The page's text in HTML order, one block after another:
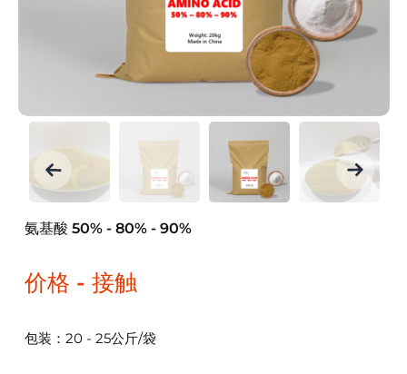
氨基酸 50% - 80% - 90%
价格 - 接触
包装：20 - 25公斤/袋